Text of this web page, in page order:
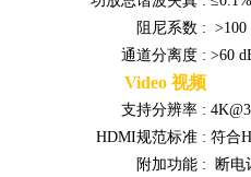
阻尼系数 : >100
通道分离度 : >60
Video 视频
支持分辨率 :
HDMI规范标准 : 符合
附加功能 : 断电